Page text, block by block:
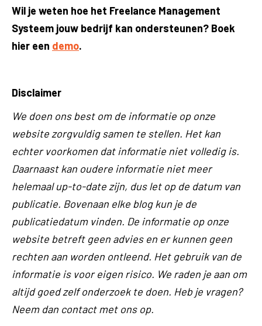
Wil je weten hoe het Freelance Management
Systeem jouw bedrijf kan ondersteunen? Boek
hier een demo.
Disclaimer
We doen ons best om de informatie op onze
website zorgvuldig samen te stellen. Het kan
echter voorkomen dat informatie niet volledig is.
Daarnaast kan oudere informatie niet meer
helemaal up-to-date zijn, dus let op de datum van
publicatie. Bovenaan elke blog kun je de
publicatiedatum vinden. De informatie op onze
website betreft geen advies en er kunnen geen
rechten aan worden ontleend. Het gebruik van de
informatie is voor eigen risico. We raden je aan om
altijd goed zelf onderzoek te doen. Heb je vragen?
Neem dan contact met ons op.